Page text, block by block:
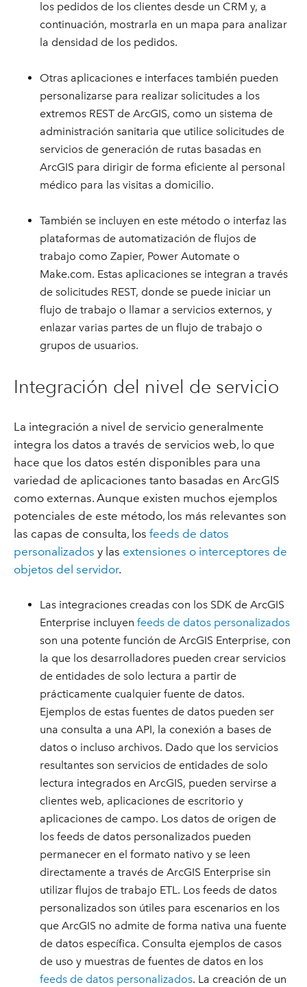
los pedidos de los clientes desde un CRM y, a
continuación, mostrarla en un mapa para analizar
la densidad de los pedidos.
Otras aplicaciones e interfaces también pueden
personalizarse para realizar solicitudes a los
extremos REST de ArcGIS, como un sistema de
administración sanitaria que utilice solicitudes de
servicios de generación de rutas basadas en
ArcGIS para dirigir de forma eficiente al personal
médico para las visitas a domicilio.
También se incluyen en este método o interfaz las
plataformas de automatización de flujos de
trabajo como Zapier, Power Automate o
Make.com. Estas aplicaciones se integran a través
de solicitudes REST, donde se puede iniciar un
flujo de trabajo o llamar a servicios externos, y
enlazar varias partes de un flujo de trabajo o
grupos de usuarios.
Integración del nivel de servicio
La integración a nivel de servicio generalmente
integra los datos a través de servicios web, lo que
hace que los datos estén disponibles para una
variedad de aplicaciones tanto basadas en ArcGIS
como externas. Aunque existen muchos ejemplos
potenciales de este método, los más relevantes son
las capas de consulta, los feeds de datos
personalizados y las extensiones o interceptores de
objetos del servidor.
Las integraciones creadas con los SDK de ArcGIS
Enterprise incluyenfeeds de datos personalizados
son una potente función de ArcGIS Enterprise, con
la que los desarrolladores pueden crear servicios
de entidades de solo lectura a partir de
prácticamente cualquier fuente de datos.
Ejemplos de estas fuentes de datos pueden ser
una consulta a una API, la conexión a bases de
datos o incluso archivos. Dado que los servicios
resultantes son servicios de entidades de solo
lectura integrados en ArcGIS, pueden servirse a
clientes web, aplicaciones de escritorio y
aplicaciones de campo. Los datos de origen de
los feeds de datos personalizados pueden
permanecer en el formato nativo y se leen
directamente a través de ArcGIS Enterprise sin
utilizar flujos de trabajo ETL. Los feeds de datos
personalizados son útiles para escenarios en los
que ArcGIS no admite de forma nativa una fuente
de datos específica. Consulta ejemplos de casos
de uso y muestras de fuentes de datos en los
feeds de datos personalizados. La creación de un